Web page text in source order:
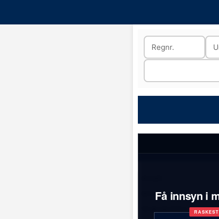
Få innsyn i
RASKEST
Bilmerker: